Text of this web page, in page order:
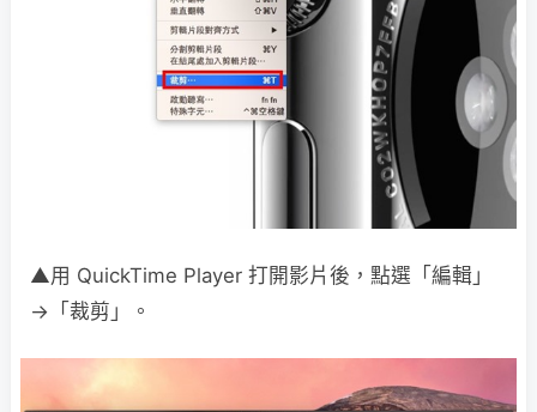
▲用 QuickTime Player 打開影片後，點選「編輯」
→「裁剪」。